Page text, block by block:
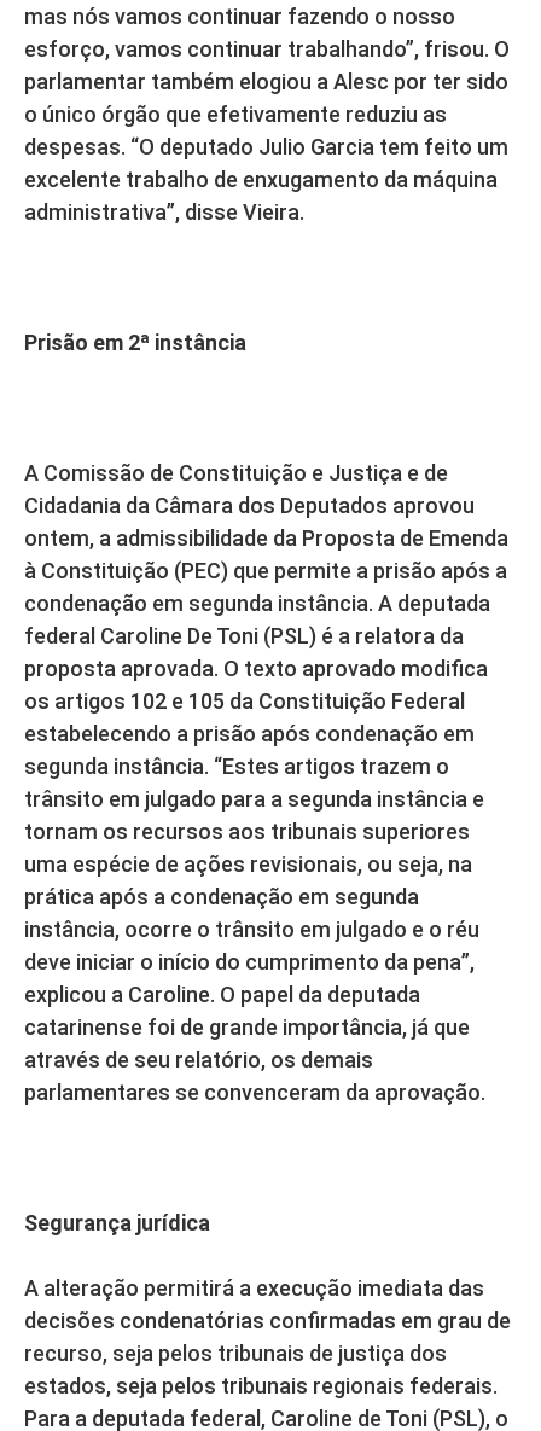
mas nós vamos continuar fazendo o nosso
esforço, vamos continuar trabalhando”, frisou. O
parlamentar também elogiou a Alesc por ter sido
o único órgão que efetivamente reduziu as
despesas. “O deputado Julio Garcia tem feito um
excelente trabalho de enxugamento da máquina
administrativa”, disse Vieira.
Prisão em 2ª instância
A Comissão de Constituição e Justiça e de
Cidadania da Câmara dos Deputados aprovou
ontem, a admissibilidade da Proposta de Emenda
à Constituição (PEC) que permite a prisão após a
condenação em segunda instância. A deputada
federal Caroline De Toni (PSL) é a relatora da
proposta aprovada. O texto aprovado modifica
os artigos 102 e 105 da Constituição Federal
estabelecendo a prisão após condenação em
segunda instância. “Estes artigos trazem o
trânsito em julgado para a segunda instância e
tornam os recursos aos tribunais superiores
uma espécie de ações revisionais, ou seja, na
prática após a condenação em segunda
instância, ocorre o trânsito em julgado e o réu
deve iniciar o início do cumprimento da pena”,
explicou a Caroline. O papel da deputada
catarinense foi de grande importância, já que
através de seu relatório, os demais
parlamentares se convenceram da aprovação.
Segurança jurídica
A alteração permitirá a execução imediata das
decisões condenatórias confirmadas em grau de
recurso, seja pelos tribunais de justiça dos
estados, seja pelos tribunais regionais federais.
Para a deputada federal, Caroline de Toni (PSL), o